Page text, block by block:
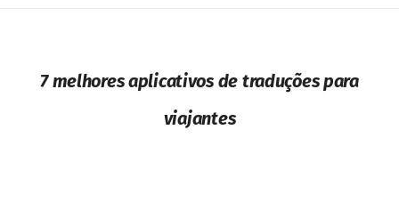
7 melhores aplicativos de traduções para
viajantes